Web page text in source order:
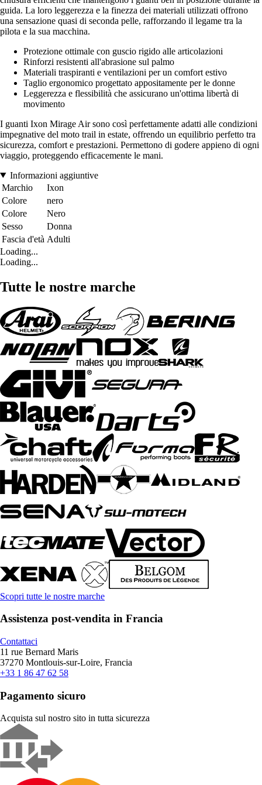
guida. La loro leggerezza e la finezza dei materiali utilizzati offrono
una sensazione quasi di seconda pelle, rafforzando il legame tra la
pilota e la sua macchina.
Protezione ottimale con guscio rigido alle articolazioni
Rinforzi resistenti all'abrasione sul palmo
Materiali traspiranti e ventilazioni per un comfort estivo
Taglio ergonomico progettato appositamente per le donne
Leggerezza e flessibilità che assicurano un'ottima libertà di
movimento
I guanti Ixon Mirage Air sono così perfettamente adatti alle condizioni
impegnative del moto trail in estate, offrendo un equilibrio perfetto tra
sicurezza, comfort e prestazioni. Permettono di godere appieno di ogni
viaggio, proteggendo efficacemente le mani.
Informazioni aggiuntive
Marchio
Ixon
Colore
nero
Colore
Nero
Sesso
Donna
Fascia d'età Adulti
Loading...
Loading...
Tutte le nostre marche
Scopri tutte le nostre marche
Assistenza post-vendita in Francia
Contattaci
11 rue Bernard Maris
37270 Montlouis-sur-Loire, Francia
+33 1 86 47 62 58
Pagamento sicuro
Acquista sul nostro sito in tutta sicurezza